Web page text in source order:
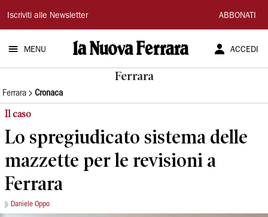
La
Nuova
Ferrara
Iscriviti alle Newsletter ABBONATI
MENU ACCEDI
Ferrara
Ferrara Cronaca
Il caso
Lo spregiudicato sistema delle
mazzette per le revisioni a
Ferrara
Daniele Oppo